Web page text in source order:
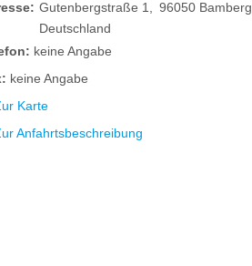
Gutenbergstraße 1 96050 Bamberg
Deutschland
keine Angabe
keine Angabe
Karte
Anfahrtsbeschreibung